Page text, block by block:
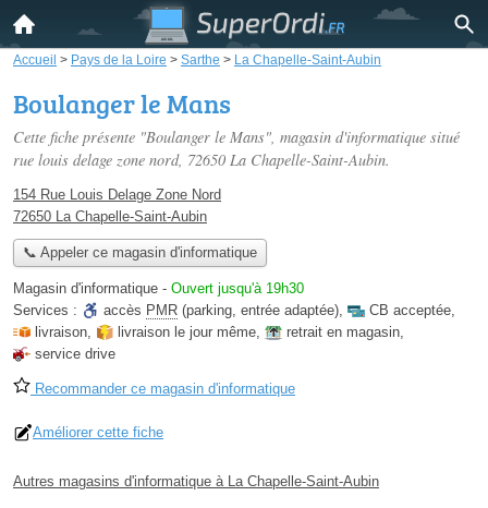
Accueil > Pays de la Loire > Sarthe > La Chapelle-Saint-Aubin
Boulanger le Mans
Cette fiche présente "Boulanger le Mans", magasin d'informatique situé
rue louis delage zone nord, 72650 La Chapelle-Saint-Aubin.
154 Rue Louis Delage Zone Nord
72650 La Chapelle-Saint-Aubin
📞 Appeler ce magasin d'informatique
Magasin d'informatique - Ouvert jusqu'à 19h30
Services :
accès PMR (parking, entrée adaptée), CB acceptée,
livraison, livraison le jour même, retrait en magasin,
service drive
Recommander ce magasin d'informatique
Améliorer cette fiche
Autres magasins d'informatique à La Chapelle-Saint-Aubin